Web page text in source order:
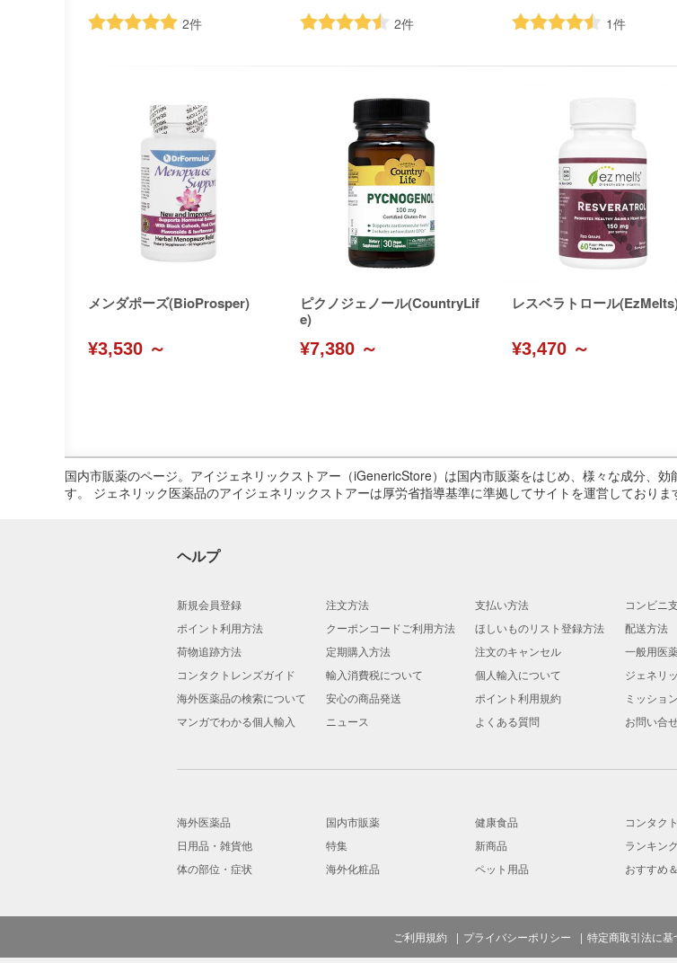
2件 2件 1件
メンダポーズ(BioProsper)
¥3,530 ～
ピクノジェノール(CountryLif
e)
¥7,380 ～
レスベラトロール
¥3,470 ～
国内市販薬のページ。アイジェネリックストアー（iGenericStore）は国内市販薬をはじめ、様々な成分、
す。 ジェネリック医薬品のアイジェネリックストアーは厚労省指導基準に準拠してサイトを運営しておりま
ヘルプ
新規会員登録 注文方法 支払い方法
コンビニ
ポイント利用方法
クーポンコードご利用方法 ほしいものリスト登録方法
配送方法
荷物追跡方法
定期購入方法 注文のキャンセル
一般用医
コンタクトレンズガイド
輸入消費税について 個人輸入について
ジェネリ
海外医薬品の検索について
安心の商品発送 ポイント利用規約
ミッショ
マンガでわかる個人輸入
ニュース よくある質問 お問い合
海外医薬品 国内市販薬 健康食品
コンタク
日用品・雑貨他
特集 新商品
ランキン
体の部位・症状
海外化粧品 ペット用品 おすすめ
ご利用規約 プライバシーポリシー 特定商取引法に基